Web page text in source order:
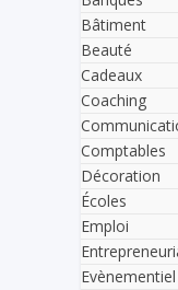
Bâtiment
Beauté
Cadeaux
Coaching
Comptables
Décoration
Écoles
Emploi
Evènementiel